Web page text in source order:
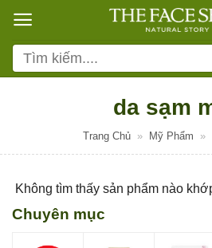
qua
nội
dung
Tìm
kiếm:
da sạm
Trang Chủ » Mỹ Phẩm »
Không tìm thấy sản phẩm nào
Chuyên mục